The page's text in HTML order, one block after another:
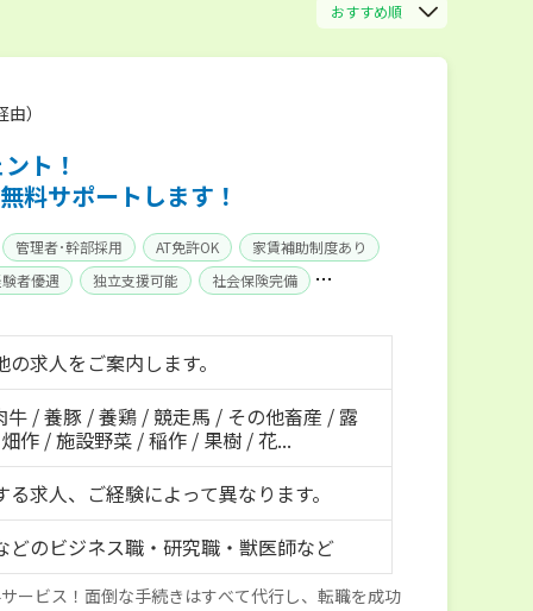
おすすめ順
）
ト！
料サポートします！
管理者･幹部採用 AT免許OK
家賃補助制度あり
者優遇
独立支援可能 社会保険完備
の求人をご案内します。
牛 / 養豚 / 養鶏 / 競走馬 / その他畜産 / 露
作 / 施設野菜 / 稲作 / 果樹 / 花...
る求人、ご経験によって異なります。
どのビジネス職・研究職・獣医師など
ービス！面倒な手続きはすべて代行し、転職を成功